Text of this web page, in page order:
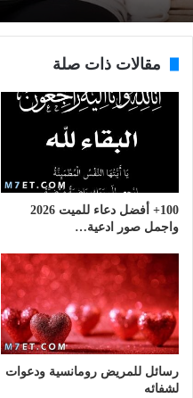
مقالات ذات صلة
100+ أفضل دعاء للميت 2026
واجمل صور ادعية…
رسائل للمريض رومانسية ودعوات
لشفائه